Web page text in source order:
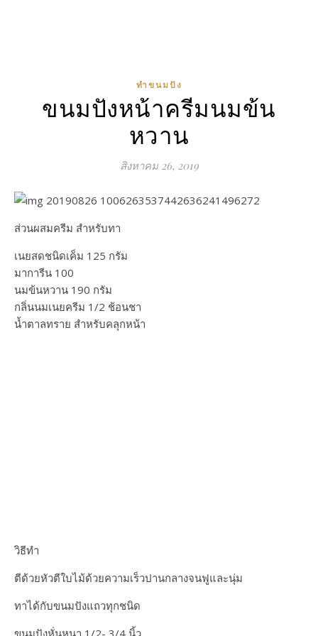
ทำขนมปัง
ขนมปังหน้าครีมนมข้น
หวาน
สิงหาคม 26, 2019
ส่วนผสมครีม สำหรับทา
เนยสดชนิดเค็ม 125 กรัม
มาการีน 100
นมข้นหวาน 190 กรัม
กลิ่นนมเนยครีม 1/2 ช้อนชา
น้ำตาลทราย สำหรับคลุกหน้า
วิธีทำ
ตีด้วยหัวตีใบไม้ด้วยความเร็วปานกลางจนฟูและนุ่ม
ทาได้กับขนมปังแถวทุกชนิด
ขนมปังหั่นหนา 1/2- 3/4 นิ้ว